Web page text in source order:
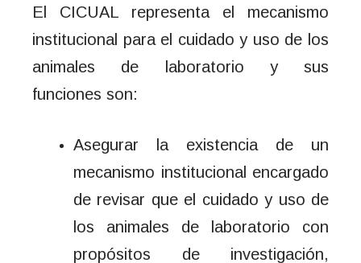
El CICUAL representa el mecanismo
institucional para el cuidado y uso de los
animales de laboratorio y sus
funciones son:
Asegurar la existencia de un
mecanismo institucional encargado
de revisar que el cuidado y uso de
los animales de laboratorio con
propósitos de investigación,